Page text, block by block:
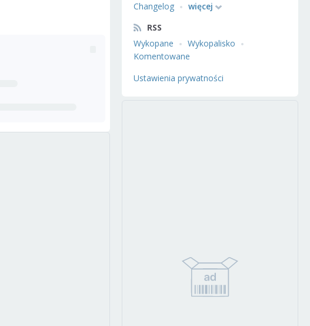
Changelog
więcej
RSS
Wykopane
Wykopalisko
Komentowane
Ustawienia prywatności